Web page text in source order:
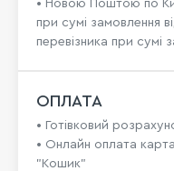
• Новою Поштою по
при сумі замовлення
перевізника при
ОПЛАТА
• Готівковий
• Онлайн оплата
"Кошик"